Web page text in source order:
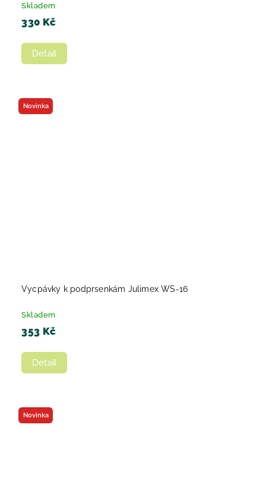
Skladem
330 Kč
Detail
Novinka
Vycpávky k podprsenkám Julimex WS-16
Skladem
353 Kč
Detail
Novinka